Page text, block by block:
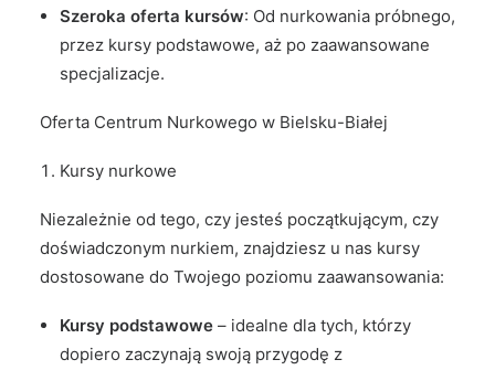
Szeroka oferta kursów: Od nurkowania próbnego,
przez kursy podstawowe, aż po zaawansowane
specjalizacje.
Oferta Centrum Nurkowego w Bielsku-Białej
Kursy nurkowe
Niezależnie od tego, czy jesteś początkującym, czy
doświadczonym nurkiem, znajdziesz u nas kursy
dostosowane do Twojego poziomu zaawansowania:
Kursy podstawowe – idealne dla tych, którzy
dopiero zaczynają swoją przygodę z